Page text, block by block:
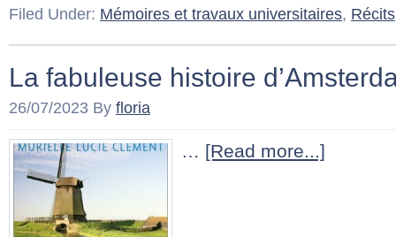
Filed Under: Mémoires et travaux universitaires, Récits
La fabuleuse histoire
26/07/2023 By floria
… [Read more...]